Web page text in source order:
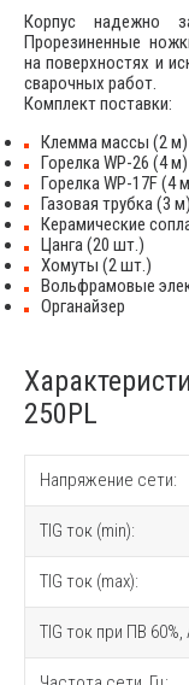
Корпус надежно
Прорезиненные
на поверхностях и
сварочных работ.
Комплект поставки:
Клемма массы (2 м)
Горелка WP-26 (4 м)
Горелка WP-17F (4
Газовая трубка (3 м)
Керамические
Цанга (20 шт.)
Хомуты (2 шт.)
Вольфрамовые
Органайзер
250PL
Напряжение сети:
TIG ток (min):
TIG ток (max):
TIG ток при ПВ 60%,